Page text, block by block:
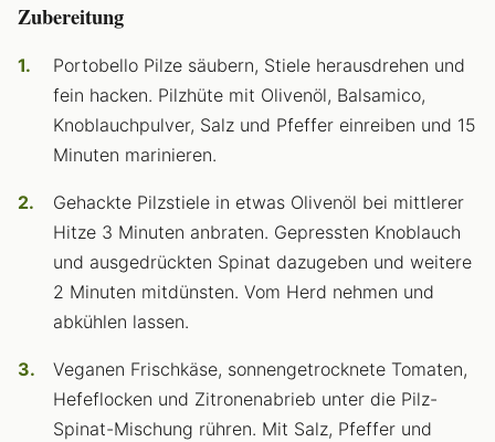
Zubereitung
Portobello Pilze säubern, Stiele herausdrehen und
fein hacken. Pilzhüte mit Olivenöl, Balsamico,
Knoblauchpulver, Salz und Pfeffer einreiben und 15
Minuten marinieren.
Gehackte Pilzstiele in etwas Olivenöl bei mittlerer
Hitze 3 Minuten anbraten. Gepressten Knoblauch
und ausgedrückten Spinat dazugeben und weitere
2 Minuten mitdünsten. Vom Herd nehmen und
abkühlen lassen.
Veganen Frischkäse, sonnengetrocknete Tomaten,
Hefeflocken und Zitronenabrieb unter die Pilz-
Spinat-Mischung rühren. Mit Salz, Pfeffer und